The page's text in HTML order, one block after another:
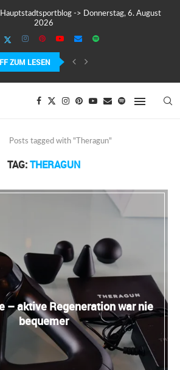
-> Donnerstag, 6. August
2026
ZUM LESEN
– LEICHT, SCHNELL...
Posts tagged with "Theragun"
TAG:THERAGUN
– aktive Regeneration war nie
bequemer